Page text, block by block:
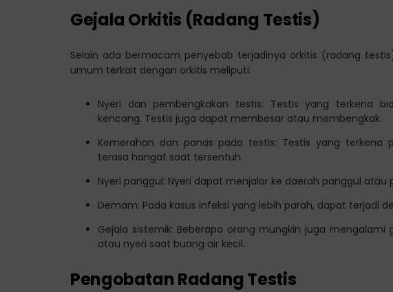
Gejala Orkitis (Radang Testis)
Selain ada bermacam penyebab terjadinya orkitis (radang
umum terkait dengan orkitis meliputi:
Nyeri dan pembengkakan testis: Testis yang terkena
kencang. Testis juga dapat membesar atau membengkak.
Kemerahan dan panas pada testis: Testis yang terkena
terasa hangat saat tersentuh.
Nyeri panggul: Nyeri dapat menjalar ke daerah panggul atau
Demam: Pada kasus infeksi yang lebih parah, dapat terjadi
Gejala sistemik: Beberapa orang mungkin juga mengalami
atau nyeri saat buang air kecil.
Pengobatan Radang Testis